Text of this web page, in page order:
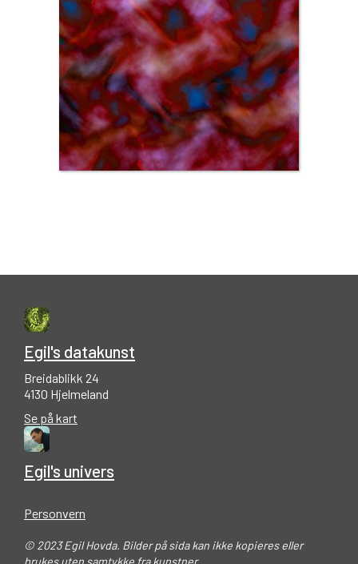
Egil's datakunst
Breidablikk 24
4130 Hjelmeland
Se på kart
Egil's univers
Personvern
© 2023 Egil Hovda. Bilder på sida kan ikke kopieres eller